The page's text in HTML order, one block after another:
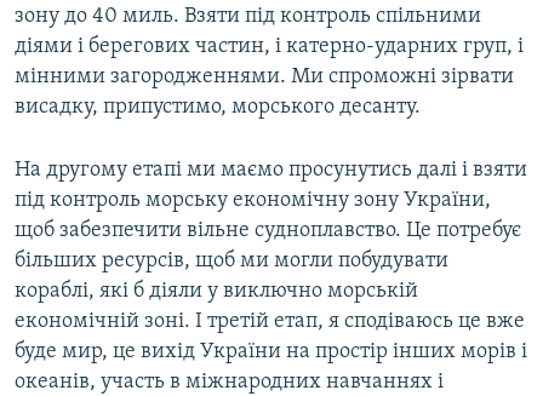
зону до 40 миль. Взяти під контроль спільними
діями і берегових частин, і катерно-ударних груп, і
мінними загородженнями. Ми спроможні зірвати
висадку, припустимо, морського десанту.
На другому етапі ми маємо просунутись далі і взяти
під контроль морську економічну зону України,
щоб забезпечити вільне судноплавство. Це потребує
більших ресурсів, щоб ми могли побудувати
кораблі, які б діяли у виключно морській
економічній зоні. І третій етап, я сподіваюсь це вже
буде мир, це вихід України на простір інших морів і
океанів, участь в міжнародних навчаннях і